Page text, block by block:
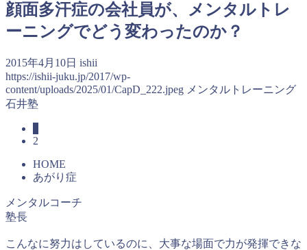
顔面多汗症の会社員が、メンタルトレ
ーニングでどう変わったのか？
2015年4月10日 ishii
https://ishii-juku.jp/2017/wp-
content/uploads/2025/01/CapD_222.jpeg メンタルトレーニング
石井塾
2
HOME
あがり症
メンタルコーチ
塾長
こんなに努力はしているのに、大事な場面で力が発揮できな